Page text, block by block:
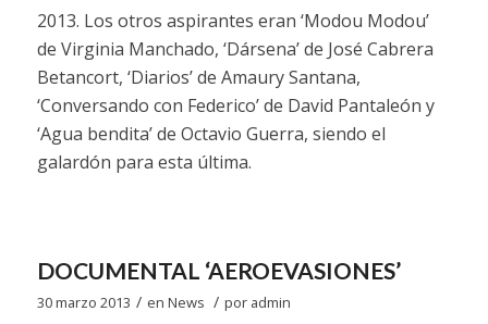
2013. Los otros aspirantes eran ‘Modou Modou’
de Virginia Manchado, ‘Dársena’ de José Cabrera
Betancort, ‘Diarios’ de Amaury Santana,
‘Conversando con Federico’ de David Pantaleón y
‘Agua bendita’ de Octavio Guerra, siendo el
galardón para esta última.
DOCUMENTAL ‘AEROEVASIONES’
30 marzo 2013 / en News / por admin